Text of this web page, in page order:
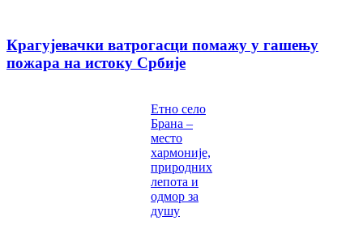
Крагујевачки ватрогасци помажу у гашењу
пожара на истоку Србије
Етно село
Брана –
место
хармоније,
природних
лепота и
одмор за
душу